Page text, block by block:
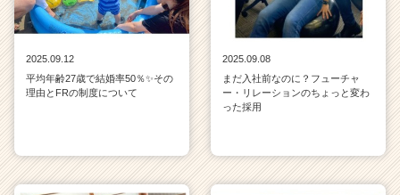
2025.09.12
平均年齢27歳で結婚率50％✨その
理由とFRの制度について
2025.09.08
まだ入社前なのに？フューチャ
ー・リレーションのちょっと変わ
った採用